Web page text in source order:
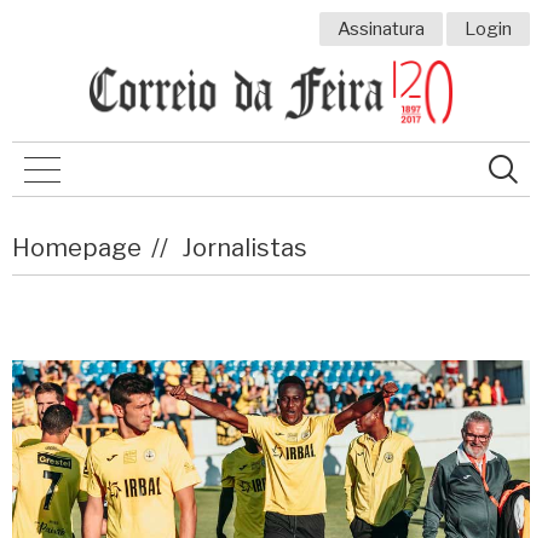
Assinatura Login
Homepage Jornalistas